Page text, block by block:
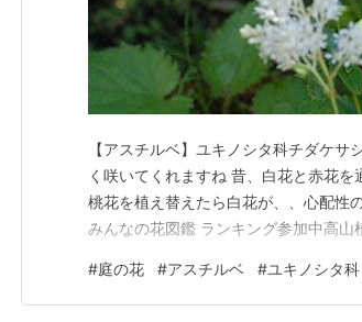
【アスチルベ】ユキノシタ科チダケ
く咲いてくれますね 昔、白花と赤花
桃花を植え替えたら白花が、、心配性
みんなの花図鑑 ランキング参加中高山
#庭の花 #アスチルベ #ユキノシタ科